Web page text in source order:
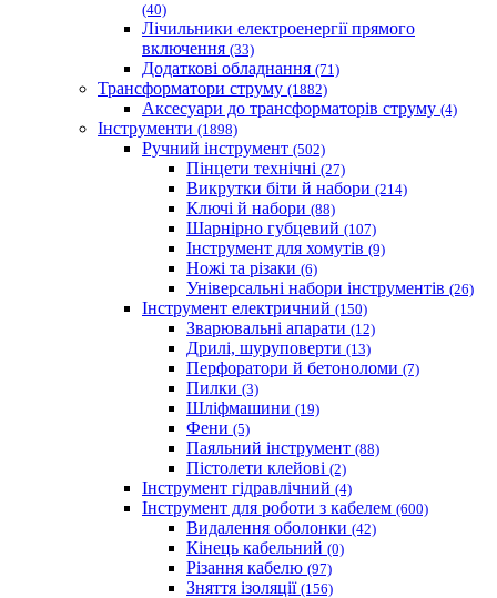
(40)
Лічильники електроенергії прямого
включення (33)
Додаткові обладнання (71)
Трансформатори струму (1882)
Аксесуари до трансформаторів струму (4)
Інструменти (1898)
Ручний інструмент (502)
Пінцети технічні (27)
Викрутки біти й набори (214)
Ключі й набори (88)
Шарнірно губцевий (107)
Iнструмент для хомутів (9)
Ножі та різаки (6)
Універсальні набори інструментів (26)
Інструмент електричний (150)
Зварювальні апарати (12)
Дрилі, шуруповерти (13)
Перфоратори й бетоноломи (7)
Пилки (3)
Шліфмашини (19)
Фени (5)
Паяльний інструмент (88)
Пістолети клейові (2)
Інструмент гідравлічний (4)
Інструмент для роботи з кабелем (600)
Видалення оболонки (42)
Кінець кабельний (0)
Різання кабелю (97)
Зняття ізоляції (156)